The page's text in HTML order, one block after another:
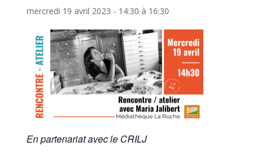
mercredi 19 avril 2023 - 14:30 à 16:30
En partenariat avec le CRILJ